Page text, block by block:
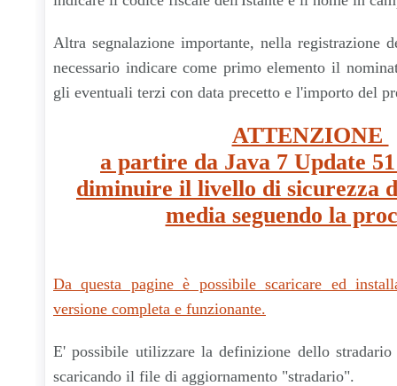
Altra segnalazione importante, nella registrazione
necessario indicare come primo elemento il
gli eventuali terzi con data precetto e l'importo del
ATTENZIONE
a partire da Java 7 Update
diminuire il livello di sicurezza
media seguendo la
Da questa pagine è possibile scaricare ed
versione completa e funzionante.
E' possibile utilizzare la definizione dello stradario
scaricando il file di aggiornamento "stradario".